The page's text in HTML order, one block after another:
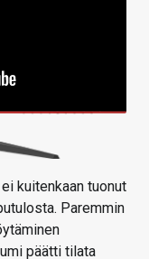
kuitenkaan tuonut
Paremmin
päätti tilata